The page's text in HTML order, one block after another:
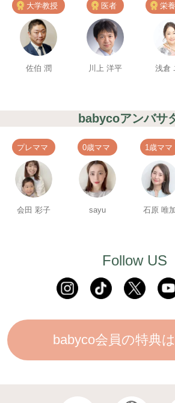
大学教授
佐伯 潤
医者
川上 洋平
栄
浅倉
babycoアンバサ
プレママ
会田 彩子
0歳ママ
sayu
1歳ママ
石原 唯
Follow US
babyco会員の特典